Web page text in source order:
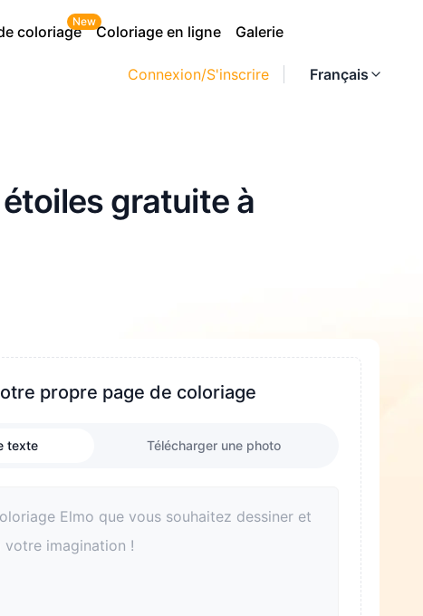
Connexion/S'inscrire Français
coloriage
New
Coloriage en ligne Galerie
gratuite à
propre page de coloriage
texte Télécharger une photo